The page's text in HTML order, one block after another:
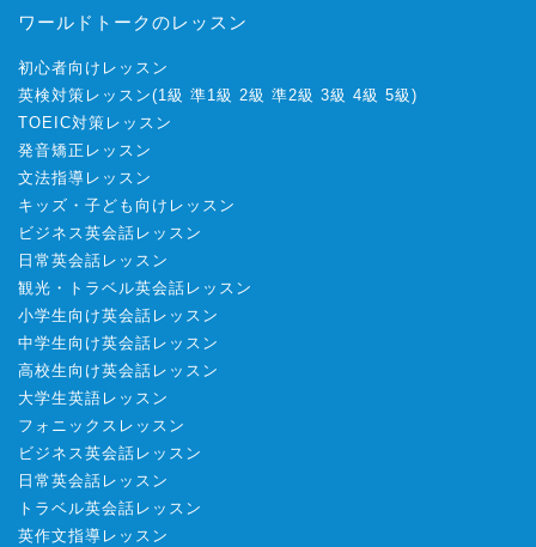
ワールドトークのレッスン
初心者向けレッスン
英検対策レッスン(1級 準1級 2級 準2級 3級 4級 5級 )
TOEIC対策レッスン
発音矯正レッスン
文法指導レッスン
キッズ・子ども向けレッスン
ビジネス英会話レッスン
日常英会話レッスン
観光・トラベル英会話レッスン
小学生向け英会話レッスン
中学生向け英会話レッスン
高校生向け英会話レッスン
大学生英語レッスン
フォニックスレッスン
ビジネス英会話レッスン
日常英会話レッスン
トラベル英会話レッスン
英作文指導レッスン